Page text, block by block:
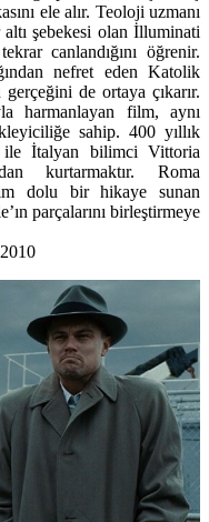
ele alır. Teoloji uzmanı
şebekesi olan İlluminati
canlandığını öğrenir.
nefret eden Katolik
de ortaya çıkarır.
harmanlayan film, aynı
sahip. 400 yıllık
İtalyan bilimci Vittoria
kurtarmaktır. Roma
dolu bir hikaye sunan
parçalarını birleştirmeye